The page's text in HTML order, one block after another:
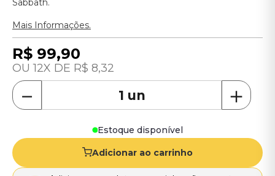
Sabbath.
Mais Informações.
R$ 99,90
12 R$ 8,32
＋
－
Estoque disponível
Adicionar ao carrinho